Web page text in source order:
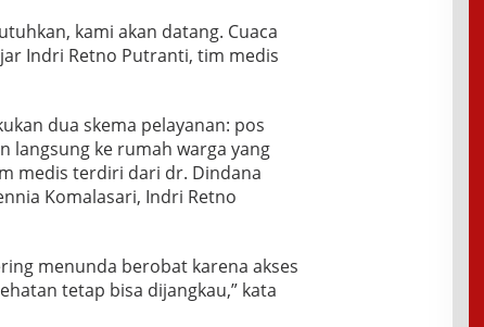
kami akan datang. Cuaca
Indri Retno Putranti, tim medis
dua skema pelayanan: pos
langsung ke rumah warga yang
medis terdiri dari dr. Dindana
Komalasari, Indri Retno
menunda berobat karena akses
tetap bisa dijangkau,” kata